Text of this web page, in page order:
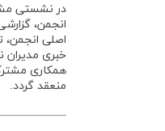
در نشستی
انجمن،
اصلی انجمن،
خبری مدیران
همکاری
منعقد گردد.